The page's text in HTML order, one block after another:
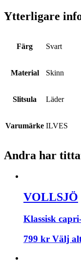
Ytterligare
Färg Svart
Material Skinn
Slitsula Läder
Varumärke ILVES
Andra har
VOLLSJÖ
Klassisk
799 kr Välj